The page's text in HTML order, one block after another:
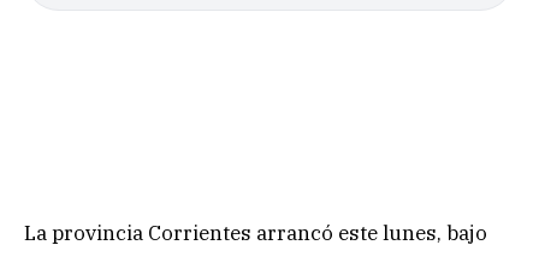
La provincia Corrientes arrancó este lunes, bajo